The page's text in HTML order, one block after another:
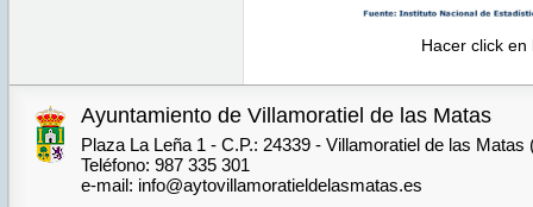
Hacer click
Ayuntamiento de Villamoratiel de las Matas
Plaza La Leña 1 - C.P.: 24339 - Villamoratiel de las Matas
Teléfono: 987 335 301
e-mail: info@aytovillamoratieldelasmatas.es